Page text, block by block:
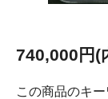
740,000円(
この商品のキー